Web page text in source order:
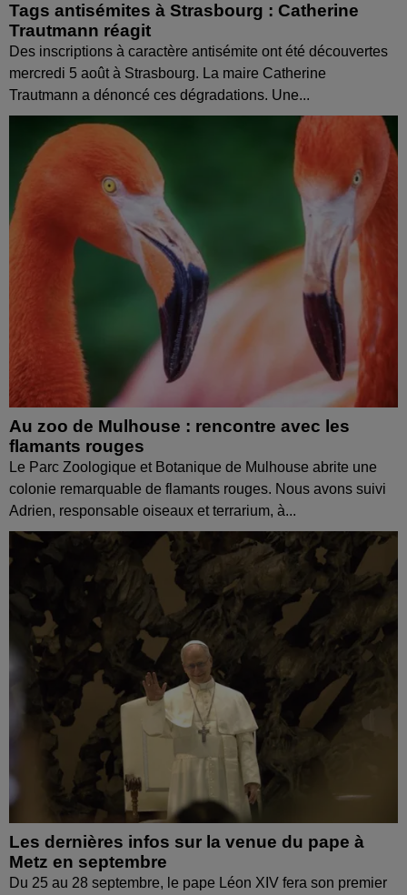
Tags antisémites à Strasbourg : Catherine
Trautmann réagit
Des inscriptions à caractère antisémite ont été découvertes
mercredi 5 août à Strasbourg. La maire Catherine
Trautmann a dénoncé ces dégradations. Une...
Au zoo de Mulhouse : rencontre avec les
flamants rouges
Le Parc Zoologique et Botanique de Mulhouse abrite une
colonie remarquable de flamants rouges. Nous avons suivi
Adrien, responsable oiseaux et terrarium, à...
Les dernières infos sur la venue du pape à
Metz en septembre
Du 25 au 28 septembre, le pape Léon XIV fera son premier